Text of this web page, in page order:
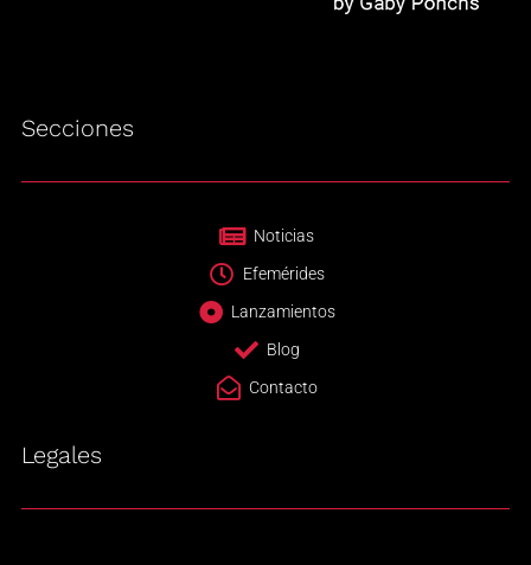
Secciones
Noticias
Efemérides
Lanzamientos
Blog
Contacto
Legales